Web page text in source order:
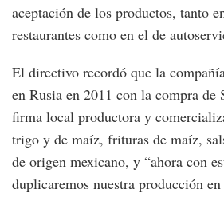
aceptación de los productos, tanto
restaurantes como en el de
El directivo recordó que la
en Rusia en 2011 con la compra de
firma local productora y
trigo y de maíz, frituras de maíz,
de origen mexicano, y “ahora con
duplicaremos nuestra producción